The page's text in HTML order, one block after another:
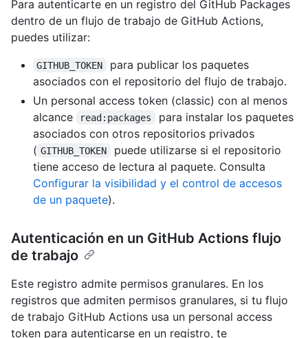
Para autenticarte en un registro del GitHub Packages
dentro de un flujo de trabajo de GitHub Actions,
puedes utilizar:
GITHUB_TOKEN
para publicar los paquetes
asociados con el repositorio del flujo de trabajo.
Un personal access token (classic) con al menos
alcance
read:packages
para instalar los paquetes
asociados con otros repositorios privados
( GITHUB_TOKEN
puede utilizarse si el repositorio
tiene acceso de lectura al paquete. Consulta
Configurar la visibilidad y el control de accesos
de un paquete).
Autenticación en un GitHub Actions flujo
de trabajo
Este registro admite permisos granulares. En los
registros que admiten permisos granulares, si tu flujo
de trabajo GitHub Actions usa un personal access
token para autenticarse en un registro, te